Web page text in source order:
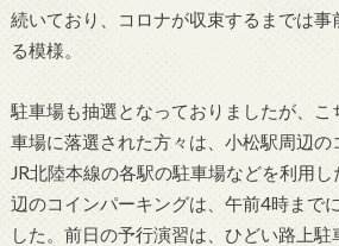
続いており、コロナが収束するまでは事
る模様。
駐車場も抽選となっておりましたが、こ
車場に落選された方々は、小松駅周辺の
JR北陸本線の各駅の駐車場などを利用
辺のコインパーキングは、午前4時まで
した。前日の予行演習は、ひどい路上駐